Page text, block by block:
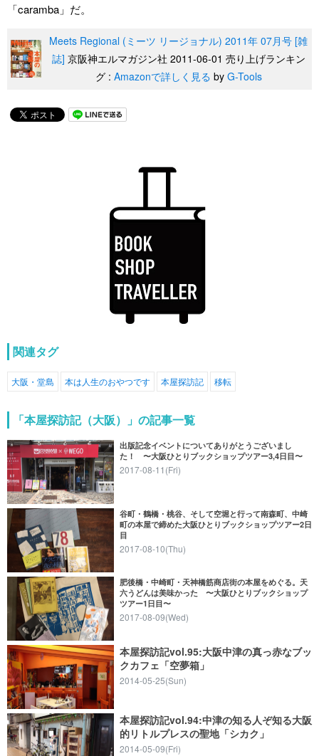
「caramba」だ。
Meets Regional (ミーツ リージョナル) 2011年 07月号 [雑
誌] 京阪神エルマガジン社 2011-06-01 売り上げランキン
グ : Amazonで詳しく見る by G-Tools
関連タグ
大阪・堂島 本は人生のおやつです 本屋探訪記 移転
「本屋探訪記（大阪）」の記事一覧
出版記念イベントについてありがとうございまし
た！ 〜大阪ひとりブックショップツアー3,4日目〜
2017-08-11(Fri)
谷町・鶴橋・桃谷、そして空堀と行って南森町、中崎
町の本屋で締めた大阪ひとりブックショップツアー2日
目
2017-08-10(Thu)
肥後橋・中崎町・天神橋筋商店街の本屋をめぐる。天
六うどんは美味かった 〜大阪ひとりブックショップ
ツアー1日目〜
2017-08-09(Wed)
本屋探訪記vol.95:大阪中津の真っ赤なブッ
クカフェ「空夢箱」
2014-05-25(Sun)
本屋探訪記vol.94:中津の知る人ぞ知る大阪
的リトルプレスの聖地「シカク」
2014-05-09(Fri)